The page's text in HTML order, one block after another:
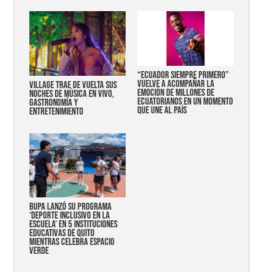
Village trae de vuelta sus
noches de música en vivo,
gastronomía y
entretenimiento
“Ecuador siempre primero”
vuelve a acompañar la
emoción de millones de
ecuatorianos en un momento
que une al país
Bupa lanzó su programa
‘Deporte Inclusivo en la
Escuela’ en 5 instituciones
educativas de Quito
mientras celebra espacio
verde